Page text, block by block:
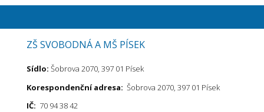
ZŠ SVOBODNÁ A MŠ PÍSEK
Sídlo: Šobrova 2070, 397 01 Písek
Korespondenční adresa: Šobrova 2070, 397 01 Písek
IČ: 70 94 38 42